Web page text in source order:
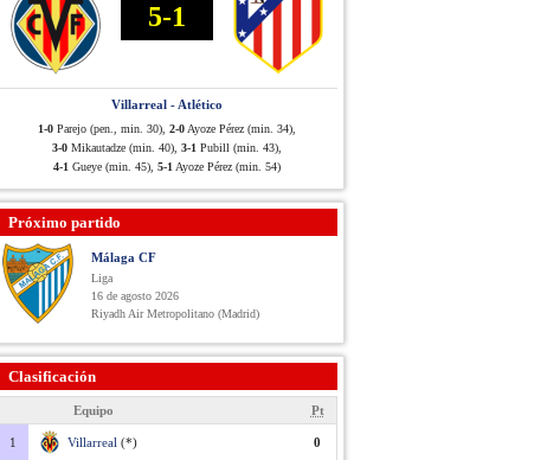
5-1
Villarreal - Atlético
1-0 Parejo (pen., min. 30), 2-0 Ayoze Pérez (min. 34),
3-0 Mikautadze (min. 40), 3-1 Pubill (min. 43),
4-1 Gueye (min. 45), 5-1 Ayoze Pérez (min. 54)
Próximo partido
Málaga CF
Liga
16 de agosto 2026
Riyadh Air Metropolitano (Madrid)
Clasificación
Equipo Pt
1 Villarreal (*) 0